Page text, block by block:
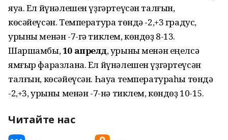
яуа. Ел йүнәлешен үҙгәртеүсән талғын,
көсәйеүсән. Температура төндә -2,+3 градус,
урыны менән -7-гә тиклем, көндөҙ 8-13.
Шаршамбы,10 апрелдә, урыны менән еңелсә
ямғыр фаразлана. Ел йүнәлешен үҙгәртеүсән
талғын, көсәйеүсән. Һауа температураһы төндә
-2,+3, урыны менән -7-нә тиклем, көндөҙ 10-15.
Читайте нас